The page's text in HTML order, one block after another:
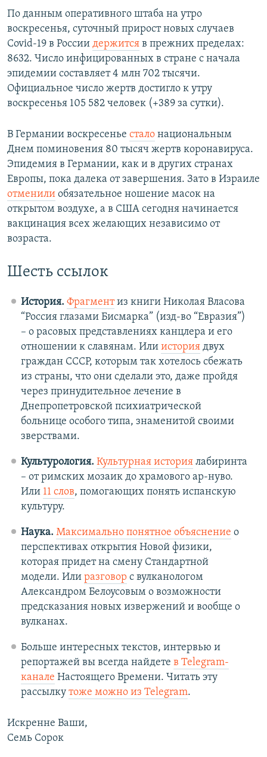
По данным оперативного штаба на утро
воскресенья, суточный прирост новых случаев
Covid-19 в России держится в прежних пределах:
8632. Число инфицированных в стране с начала
эпидемии составляет 4 млн 702 тысячи.
Официальное число жертв достигло к утру
воскресенья 105 582 человек (+389 за сутки).
В Германии воскресенье стало национальным
Днем поминовения 80 тысяч жертв коронавируса.
Эпидемия в Германии, как и в других странах
Европы, пока далека от завершения. Зато в Израиле
отменили обязательное ношение масок на
открытом воздухе, а в США сегодня начинается
вакцинация всех желающих независимо от
возраста.
Шесть ссылок
История. Фрагментиз книги Николая Власова
“Россия глазами Бисмарка” (изд-во “Евразия”)
– о расовых представлениях канцлера и его
отношении к славянам. Или историядвух
граждан СССР, которым так хотелось сбежать
из страны, что они сделали это, даже пройдя
через принудительное лечение в
Днепропетровской психиатрической
больнице особого типа, знаменитой своими
зверствами.
Культурология. Культурная историялабиринта
– от римских мозаик до храмового ар-нуво.
Или 11 слов, помогающих понять испанскую
культуру.
Наука. Максимально понятное объяснение о
перспективах открытия Новой физики,
которая придет на смену Стандартной
модели. Или разговор с вулканологом
Александром Белоусовым о возможности
предсказания новых извержений и вообще о
вулканах.
Больше интересных текстов, интервью и
репортажей вы всегда найдете в Telegram-
канале Настоящего Времени. Читать эту
рассылку тоже можно из Telegram.
Искренне Ваши,
Семь Сорок